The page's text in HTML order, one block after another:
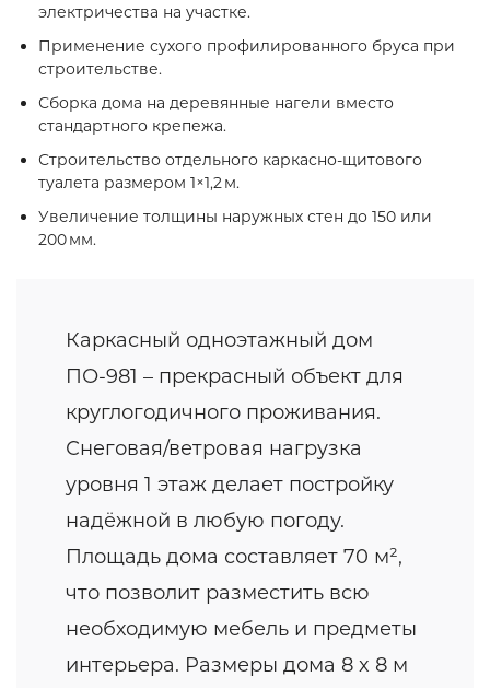
электричества на участке.
Применение сухого профилированного бруса при
строительстве.
Сборка дома на деревянные нагели вместо
стандартного крепежа.
Строительство отдельного каркасно‑щитового
туалета размером 1×1,2 м.
Увеличение толщины наружных стен до 150 или
200 мм.
Каркасный одноэтажный дом
ПО-981 – прекрасный объект для
круглогодичного проживания.
Снеговая/ветровая нагрузка
уровня 1 этаж делает постройку
надёжной в любую погоду.
Площадь дома составляет 70 м²,
что позволит разместить всю
необходимую мебель и предметы
интерьера. Размеры дома 8 x 8 м